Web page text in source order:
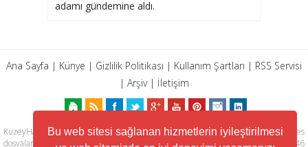
Bu web sitesi sağlanan hizmetlerin iyileştirilmesi
adamı gündemine aldı.
Ana Sayfa | Künye | Gizlilik Politikası | Kullanım Şartları | RSS Servisi
| Arşiv| İletişim
KuzeyHaber.com sitesinde yer alan tüm yazılar, materyaller, resimler, ses
dosyaları, animasyonlar, videolar, tasarım ve düzenlemelerin telif hakları 5846